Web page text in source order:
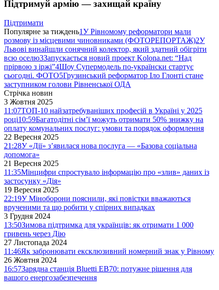
Підтримуй армію — захищай країну
Підтримати
Популярне за тиждень1У Рівномому реформатори мали
розмову із місцевими чиновниками (ФОТОРЕПОРТАЖ)2У
Львові винайшли сонячний колектор, який здатний обігріти
всю оселю3Запускається новий проект Kolona.net: “Над
прірвою з іржі”4Шоу Супермодель по-українски стартує
сьогодні. ФОТО5Грузинський реформатор Іло Глонті стане
заступником голови Рівненської ОДА
Стрічка новин
3 Жовтня 2025
11:07ТОП-10 найзатребуваніших професій в Україні у 2025
році10:59Багатодітні сім’ї можуть отримати 50% знижку на
оплату комунальних послуг: умови та порядок оформлення
22 Вересня 2025
21:28У «Дії» з’явилася нова послуга — «Базова соціальна
допомога»
21 Вересня 2025
11:35Мінцифри спростувало інформацію про «злив» даних із
застосунку «Дія»
19 Вересня 2025
22:19У Міноборони пояснили, які повістки вважаються
врученими та що робити у спірних випадках
3 Грудня 2024
13:50Зимова підтримка для українців: як отримати 1 000
гривень через Дію
27 Листопада 2024
11:46Як забронювати ексклюзивний номерний знак у Рівному
26 Жовтня 2024
16:57Зарядна станція Bluetti EB70: потужне рішення для
вашого енергозабезпечення